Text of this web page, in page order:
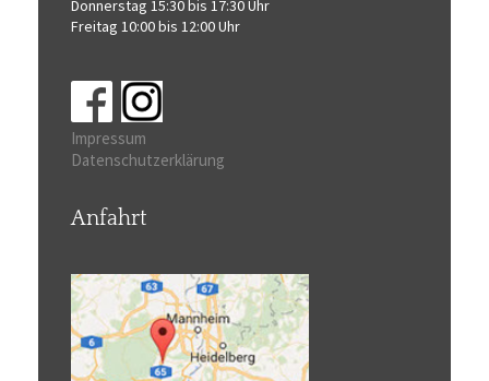
Donnerstag 15:30 bis 17:30 Uhr
Freitag 10:00 bis 12:00 Uhr
Impressum
Datenschutzerklärung
Anfahrt